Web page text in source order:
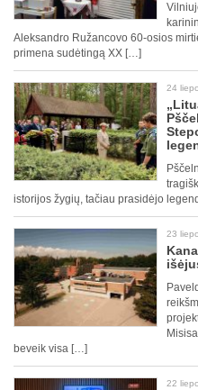
Aleksandro Ružancovo 60-osios
primena sudėtingą XX […]
24
istorijos žygių, tačiau prasidėjo
23
beveik visa […]
22